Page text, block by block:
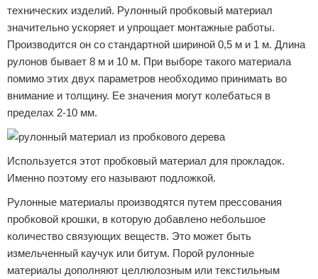
технических изделий. Рулонный пробковый материал
значительно ускоряет и упрощает монтажные работы.
Производится он со стандартной шириной 0,5 м и 1 м. Длина
рулонов бывает 8 м и 10 м. При выборе такого материала
помимо этих двух параметров необходимо принимать во
внимание и толщину. Ее значения могут колебаться в
пределах 2-10 мм.
Используется этот пробковый материал для прокладок.
Именно поэтому его называют подложкой.
Рулонные материалы производятся путем прессования
пробковой крошки, в которую добавлено небольшое
количество связующих веществ. Это может быть
измельченный каучук или битум. Порой рулонные
материалы дополняют целлюлозным или текстильным